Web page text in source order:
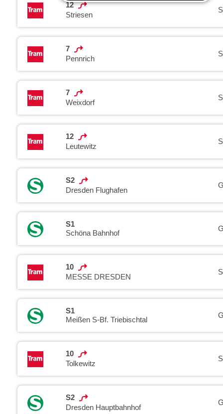
12
Striesen
7
Pennrich
7
Weixdorf
12
Leutewitz
S2
Dresden Flughafen
S1
Schöna Bahnhof
10
MESSE DRESDEN
S1
Meißen S-Bf. Triebischtal
10
Tolkewitz
S2
Dresden Hauptbahnhof